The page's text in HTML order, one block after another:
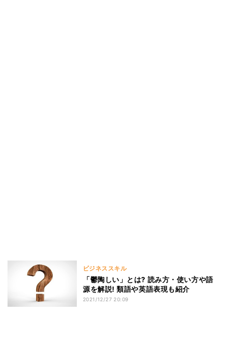
ビジネススキル
「鬱陶しい」とは? 読み方・使い方や語
源を解説! 類語や英語表現も紹介
2021/12/27 20:09